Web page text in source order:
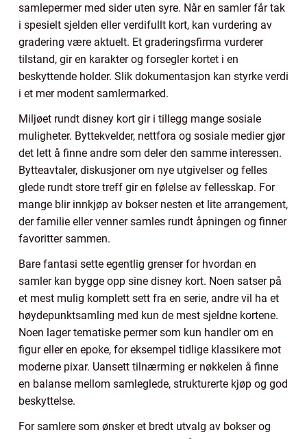
samlepermer med sider uten syre. Når en samler får tak
i spesielt sjelden eller verdifullt kort, kan vurdering av
gradering være aktuelt. Et graderingsfirma vurderer
tilstand, gir en karakter og forsegler kortet i en
beskyttende holder. Slik dokumentasjon kan styrke verdi
i et mer modent samlermarked.
Miljøet rundt disney kort gir i tillegg mange sosiale
muligheter. Byttekvelder, nettfora og sosiale medier gjør
det lett å finne andre som deler den samme interessen.
Bytteavtaler, diskusjoner om nye utgivelser og felles
glede rundt store treff gir en følelse av fellesskap. For
mange blir innkjøp av bokser nesten et lite arrangement,
der familie eller venner samles rundt åpningen og finner
favoritter sammen.
Bare fantasi sette egentlig grenser for hvordan en
samler kan bygge opp sine disney kort. Noen satser på
et mest mulig komplett sett fra en serie, andre vil ha et
høydepunktsamling med kun de mest sjeldne kortene.
Noen lager tematiske permer som kun handler om en
figur eller en epoke, for eksempel tidlige klassikere mot
moderne pixar. Uansett tilnærming er nøkkelen å finne
en balanse mellom samleglede, strukturerte kjøp og god
beskyttelse.
For samlere som ønsker et bredt utvalg av bokser og